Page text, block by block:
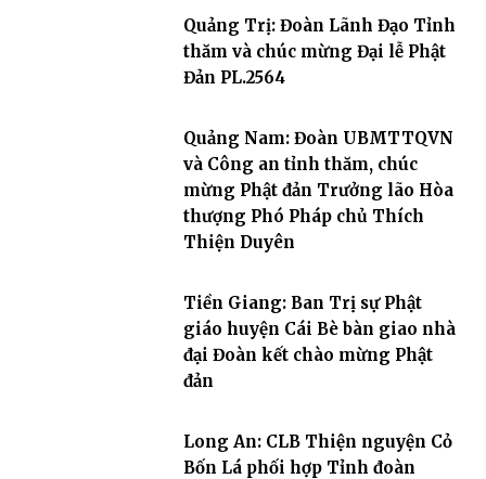
Quảng Trị: Đoàn Lãnh Đạo Tỉnh
thăm và chúc mừng Đại lễ Phật
Đản PL.2564
Quảng Nam: Đoàn UBMTTQVN
và Công an tỉnh thăm, chúc
mừng Phật đản Trưởng lão Hòa
thượng Phó Pháp chủ Thích
Thiện Duyên
Tiền Giang: Ban Trị sự Phật
giáo huyện Cái Bè bàn giao nhà
đại Đoàn kết chào mừng Phật
đản
Long An: CLB Thiện nguyện Cỏ
Bốn Lá phối hợp Tỉnh đoàn